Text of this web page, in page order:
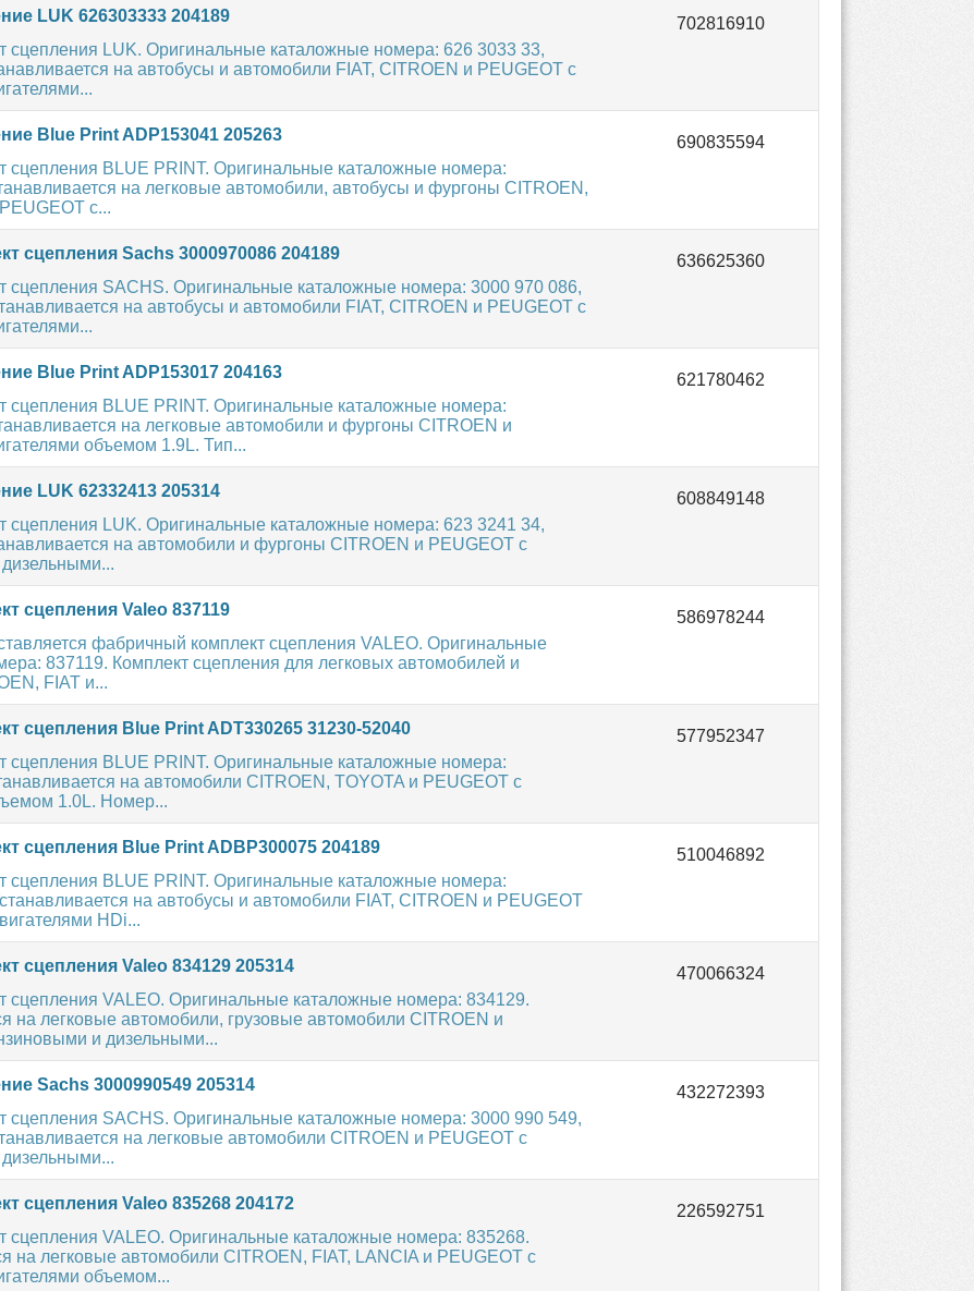
LUK 626303333 204189
сцепления LUK. Оригинальные каталожные номера: 626 3033 33,
на автобусы и автомобили FIAT, CITROEN и PEUGEOT с
Blue Print ADP153041 205263
сцепления BLUE PRINT. Оригинальные каталожные номера:
на легковые автомобили, автобусы и фургоны CITROEN,
с...
сцепления Sachs 3000970086 204189
сцепления SACHS. Оригинальные каталожные номера: 3000 970 086,
на автобусы и автомобили FIAT, CITROEN и PEUGEOT с
Blue Print ADP153017 204163
сцепления BLUE PRINT. Оригинальные каталожные номера:
на легковые автомобили и фургоны CITROEN и
объемом 1.9L. Тип...
LUK 62332413 205314
сцепления LUK. Оригинальные каталожные номера: 623 3241 34,
на автомобили и фургоны CITROEN и PEUGEOT с
сцепления Valeo 837119
фабричный комплект сцепления VALEO. Оригинальные
837119. Комплект сцепления для легковых автомобилей и
FIAT и...
сцепления Blue Print ADT330265 31230-52040
сцепления BLUE PRINT. Оригинальные каталожные номера:
на автомобили CITROEN, TOYOTA и PEUGEOT с
1.0L. Номер...
сцепления Blue Print ADBP300075 204189
сцепления BLUE PRINT. Оригинальные каталожные номера:
на автобусы и автомобили FIAT, CITROEN и PEUGEOT
HDi...
сцепления Valeo 834129 205314
сцепления VALEO. Оригинальные каталожные номера: 834129.
на легковые автомобили, грузовые автомобили CITROEN и
и дизельными...
Sachs 3000990549 205314
сцепления SACHS. Оригинальные каталожные номера: 3000 990 549,
на легковые автомобили CITROEN и PEUGEOT с
сцепления Valeo 835268 204172
сцепления VALEO. Оригинальные каталожные номера: 835268.
на легковые автомобили CITROEN, FIAT, LANCIA и PEUGEOT с
объемом...